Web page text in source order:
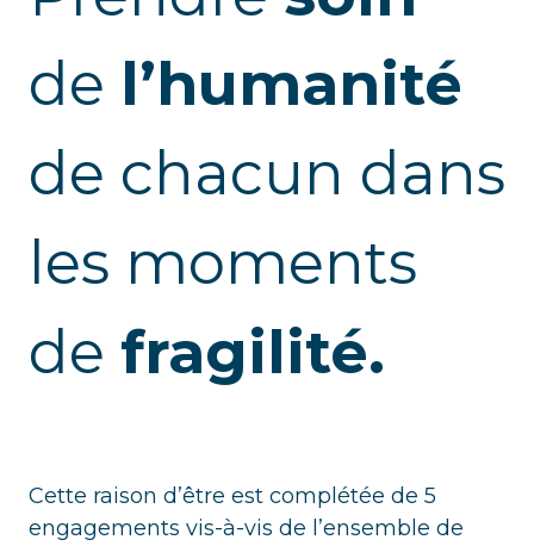
de l’humanité
de chacun dans
les moments
de fragilité.
Cette raison d’être est complétée de 5
engagements vis-à-vis de l’ensemble de